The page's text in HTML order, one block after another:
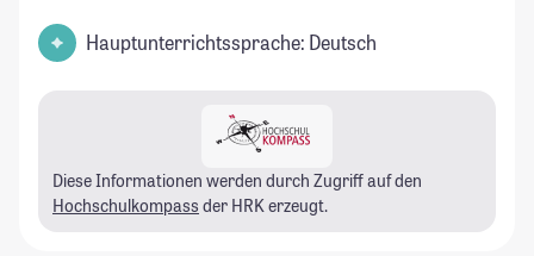
Hauptunterrichtssprache: Deutsch
Diese Informationen werden durch Zugriff auf den
Hochschulkompass der HRK erzeugt.